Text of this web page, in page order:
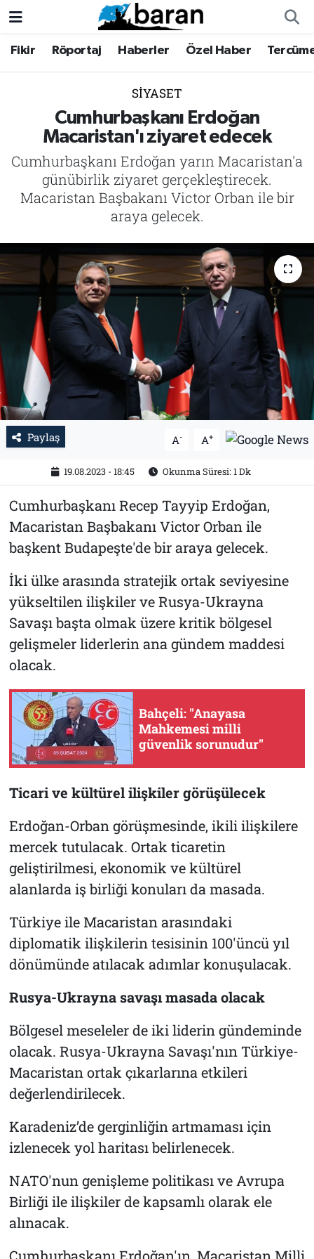
Fikir Röportaj Haberler Özel Haber
SIYASET
Cumhurbaşkanı Erdoğan
Macaristan'ı ziyaret edecek
Cumhurbaşkanı Erdoğan yarın Macaristan'a
günübirlik ziyaret gerçekleştirecek.
Macaristan Başbakanı Victor Orban ile bir
araya gelecek.
Paylaş A- A+
19.08.2023 - 18:45 Okunma Süresi: 1 Dk
Cumhurbaşkanı Recep Tayyip Erdoğan,
Macaristan Başbakanı Victor Orban ile
başkent Budapeşte'de bir araya gelecek.
İki ülke arasında stratejik ortak seviyesine
yükseltilen ilişkiler ve Rusya-Ukrayna
Savaşı başta olmak üzere kritik bölgesel
gelişmeler liderlerin ana gündem maddesi
olacak.
Bahçeli: "Anayasa
Mahkemesi milli
güvenlik sorunudur"
Ticari ve kültürel ilişkiler görüşülecek
Erdoğan-Orban görüşmesinde, ikili ilişkilere
mercek tutulacak. Ortak ticaretin
geliştirilmesi, ekonomik ve kültürel
alanlarda iş birliği konuları da masada.
Türkiye ile Macaristan arasındaki
diplomatik ilişkilerin tesisinin 100'üncü yıl
dönümünde atılacak adımlar konuşulacak.
Rusya-Ukrayna savaşı masada olacak
Bölgesel meseleler de iki liderin gündeminde
olacak. Rusya-Ukrayna Savaşı'nın Türkiye-
Macaristan ortak çıkarlarına etkileri
değerlendirilecek.
Karadeniz’de gerginliğin artmaması için
izlenecek yol haritası belirlenecek.
NATO'nun genişleme politikası ve Avrupa
Birliği ile ilişkiler de kapsamlı olarak ele
alınacak.
Cumhurbaşkanı Erdoğan'ın, Macaristan Milli
Fikir
Haberler
Özel Haber
Tercüme
Büyük Doğu-İbda
Dergi
Tarih
Fikir
Haberler
Özel Haber
Tercüme
Büyük Doğu-İbda
Dergi
İletişim
Künye
Nöbetçi Eczaneler
Trafik Durumu
Süper Lig Puan Durumu ve Fikstür
Tüm Manşetler
Haber Arşivi